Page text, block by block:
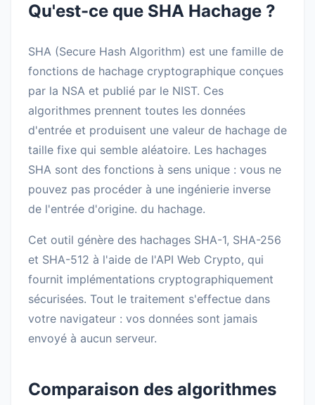
Qu'est-ce que SHA Hachage ?
SHA (Secure Hash Algorithm) est une famille de
fonctions de hachage cryptographique conçues
par la NSA et publié par le NIST. Ces
algorithmes prennent toutes les données
d'entrée et produisent une valeur de hachage de
taille fixe qui semble aléatoire. Les hachages
SHA sont des fonctions à sens unique : vous ne
pouvez pas procéder à une ingénierie inverse
de l'entrée d'origine. du hachage.
Cet outil génère des hachages SHA-1, SHA-256
et SHA-512 à l'aide de l'API Web Crypto, qui
fournit implémentations cryptographiquement
sécurisées. Tout le traitement s'effectue dans
votre navigateur : vos données sont jamais
envoyé à aucun serveur.
Comparaison des algorithmes